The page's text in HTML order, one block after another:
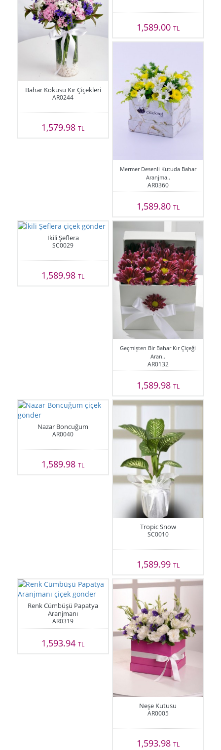
Bahar Kokusu Kır Çiçekleri
AR0244
1,579.98TL
1,589.00 TL
Mermer Desenli Kutuda Bahar
Aranjma..
AR0360
1,589.80 TL
İkili Şeflera
SC0029
1,589.98TL
Geçmişten Bir Bahar Kır Çiçeği
Aran..
AR0132
1,589.98 TL
Nazar Boncuğum
AR0040
1,589.98TL
Tropic Snow
SC0010
1,589.99 TL
Renk Cümbüşü Papatya
Aranjmanı
AR0319
1,593.94TL
Neşe Kutusu
AR0005
1,593.98 TL